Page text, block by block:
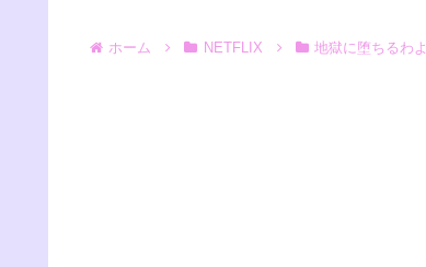
ホーム NETFLIX 地獄に堕ちるわよ